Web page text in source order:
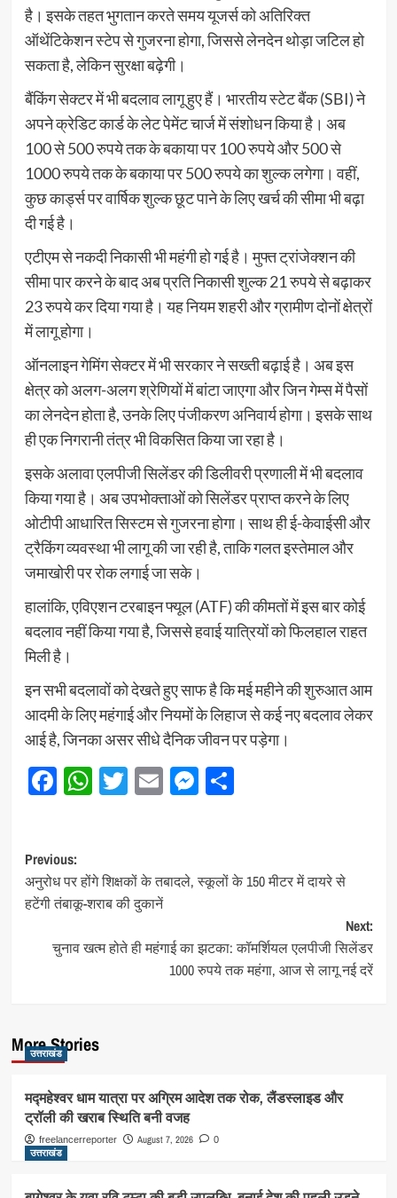
है। इसके तहत भुगतान करते समय यूजर्स को अतिरिक्त
ऑथेंटिकेशन स्टेप से गुजरना होगा, जिससे लेनदेन थोड़ा जटिल हो
सकता है, लेकिन सुरक्षा बढ़ेगी।
बैंकिंग सेक्टर में भी बदलाव लागू हुए हैं। भारतीय स्टेट बैंक (SBI) ने
अपने क्रेडिट कार्ड के लेट पेमेंट चार्ज में संशोधन किया है। अब
100 से 500 रुपये तक के बकाया पर 100 रुपये और 500 से
1000 रुपये तक के बकाया पर 500 रुपये का शुल्क लगेगा। वहीं,
कुछ कार्ड्स पर वार्षिक शुल्क छूट पाने के लिए खर्च की सीमा भी बढ़ा
दी गई है।
एटीएम से नकदी निकासी भी महंगी हो गई है। मुफ्त ट्रांजेक्शन की
सीमा पार करने के बाद अब प्रति निकासी शुल्क 21 रुपये से बढ़ाकर
23 रुपये कर दिया गया है। यह नियम शहरी और ग्रामीण दोनों क्षेत्रों
में लागू होगा।
ऑनलाइन गेमिंग सेक्टर में भी सरकार ने सख्ती बढ़ाई है। अब इस
क्षेत्र को अलग-अलग श्रेणियों में बांटा जाएगा और जिन गेम्स में पैसों
का लेनदेन होता है, उनके लिए पंजीकरण अनिवार्य होगा। इसके साथ
ही एक निगरानी तंत्र भी विकसित किया जा रहा है।
इसके अलावा एलपीजी सिलेंडर की डिलीवरी प्रणाली में भी बदलाव
किया गया है। अब उपभोक्ताओं को सिलेंडर प्राप्त करने के लिए
ओटीपी आधारित सिस्टम से गुजरना होगा। साथ ही ई-केवाईसी और
ट्रैकिंग व्यवस्था भी लागू की जा रही है, ताकि गलत इस्तेमाल और
जमाखोरी पर रोक लगाई जा सके।
हालांकि, एविएशन टरबाइन फ्यूल (ATF) की कीमतों में इस बार कोई
बदलाव नहीं किया गया है, जिससे हवाई यात्रियों को फिलहाल राहत
मिली है।
इन सभी बदलावों को देखते हुए साफ है कि मई महीने की शुरुआत आम
आदमी के लिए महंगाई और नियमों के लिहाज से कई नए बदलाव लेकर
आई है, जिनका असर सीधे दैनिक जीवन पर पड़ेगा।
Facebook
WhatsApp
Twitter
EmailMessenger
Share
Post
navigation
Previous:
अनुरोध पर होंगे शिक्षकों के तबादले, स्कूलों के 150 मीटर में दायरे से
हटेंगी तंबाकू-शराब की दुकानें
Next:
चुनाव खत्म होते ही महंगाई का झटका: कॉमर्शियल एलपीजी सिलेंडर
1000 रुपये तक महंगा, आज से लागू नई दरें
More Stories
उत्तराखंड
मद्महेश्वर धाम यात्रा पर अग्रिम आदेश तक रोक, लैंडस्लाइड और
ट्रॉली की खराब स्थिति बनी वजह
freelancerreporter August 7, 2026 0
उत्तराखंड